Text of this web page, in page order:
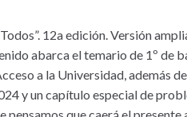
12a edición. Versión
abarca el temario de 1º de
a la Universidad, además
y un capítulo especial de
que caerá el presente